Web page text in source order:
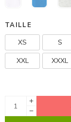
TAILLE
XS S
XXL
XXXL